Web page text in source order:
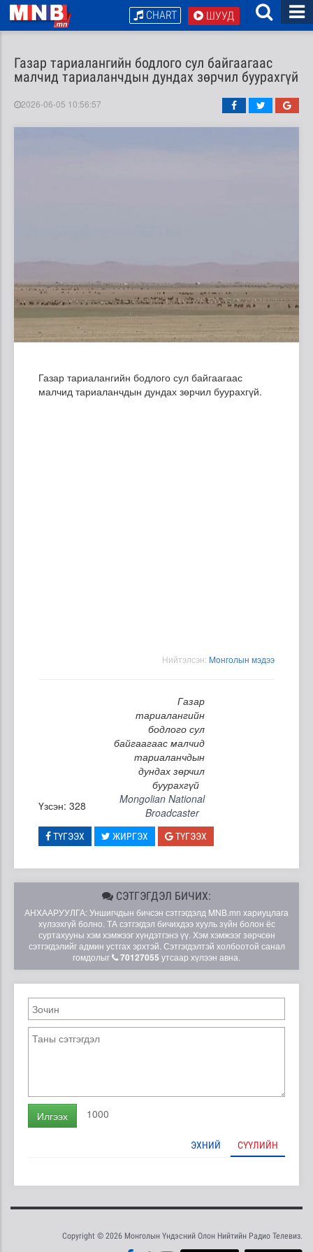
ШУУД
CHART
Газар тариалангийн бодлого сул байгаагаас
малчид тариаланчдын дундах зөрчил буурахгүй
2026-06-05 10:56:57
Газар тариалангийн бодлого сул байгаагаас
малчид тариаланчдын дундах зөрчил буурахгүй.
Нийтэлсэн: Moнголын мэдээ
Газар
тариалангийн
бодлого сул
байгаагаас малчид
тариаланчдын
дундах зөрчил
буурахгүй
Үзсэн: 328
Mongolian National
Broadcaster
ТҮГЭЭХ ЖИРГЭХ ТҮГЭЭХ
СЭТГЭГДЭЛ БИЧИХ:
АНХААРУУЛГА: Уншигчдын бичсэн сэтгэгдэлд MNB.mn хариуцлага
хүлээхгүй болно. ТА сэтгэгдэл бичихдээ хууль зүйн болон ёс
суртахууны хэм хэмжээг хүндэтгэнэ үү. Хэм хэмжээг зөрчсөн
сэтгэгдэлийг админ устгах эрхтэй. Сэтгэгдэлтэй холбоотой санал
гомдолыг
70127055 утсаар хүлээн авна.
Илгээх 1000
ЭХНИЙ СҮҮЛИЙН
Copyright © 2026 Монголын Үндэсний Олон Нийтийн Радио Телевиз.